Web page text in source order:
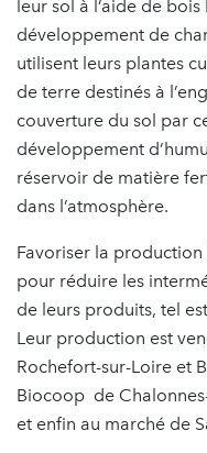
leur sol à l’aide de
développement de
utilisent leurs plantes
de terre destinés à
couverture du sol par
développement
réservoir de matière
dans l’atmosphère.
Favoriser la
pour réduire les
de leurs produits, tel
Leur production est
Rochefort-sur-Loire et
Biocoop de
et enfin au marché de